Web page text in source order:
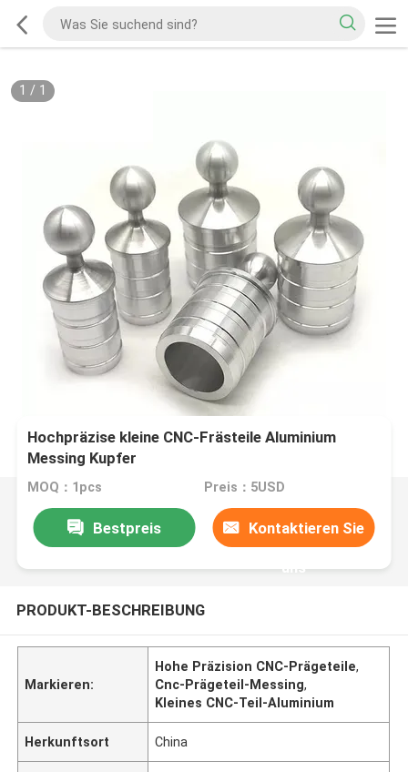
1 / 1
Hochpräzise kleine CNC-Frästeile Aluminium
Messing Kupfer
MOQ：1pcs Preis：5USD
Bestpreis Kontaktieren Sie
uns
PRODUKT-BESCHREIBUNG
Markieren:
Hohe Präzision CNC-Prägeteile,
Cnc-Prägeteil-Messing,
Kleines CNC-Teil-Aluminium
Herkunftsort China